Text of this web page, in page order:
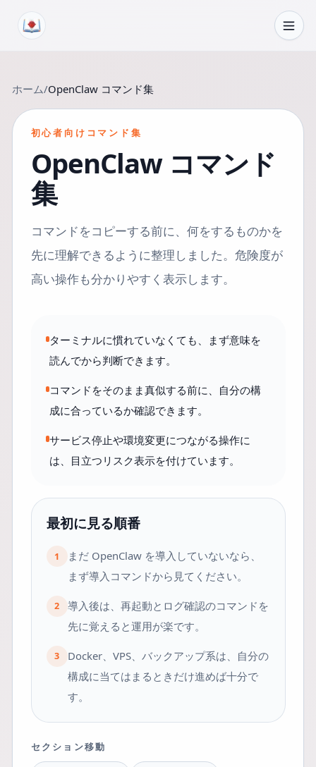
ホーム/OpenClaw コマンド集
初心者向けコマンド集
OpenClaw コマンド
集
コマンドをコピーする前に、何をするものかを
先に理解できるように整理しました。危険度が
高い操作も分かりやすく表示します。
ターミナルに慣れていなくても、まず意味を
読んでから判断できます。
コマンドをそのまま真似する前に、自分の構
成に合っているか確認できます。
サービス停止や環境変更につながる操作に
は、目立つリスク表示を付けています。
最初に見る順番
1
まだ OpenClaw を導入していないなら、
まず導入コマンドから見てください。
2
導入後は、再起動とログ確認のコマンドを
先に覚えると運用が楽です。
3
Docker、VPS、バックアップ系は、自分の
構成に当てはまるときだけ進めば十分で
す。
セクション移動